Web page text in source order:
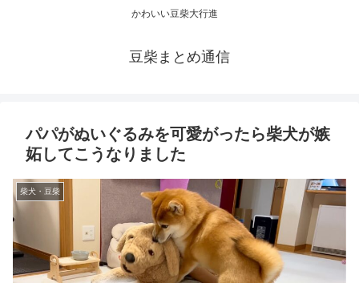
かわいい豆柴大行進
豆柴まとめ通信
パパがぬいぐるみを可愛がったら柴犬が嫉
妬してこうなりました
柴犬・豆柴